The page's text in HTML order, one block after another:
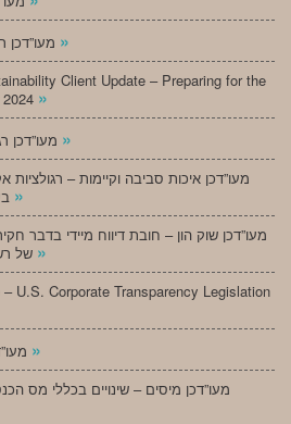
»
Client Update – Preparing for the
»
»
מעו”דכן איכות סביבה וקיימות –
»
מעו”דכן שוק הון – חובת דיווח מיידי בדבר
»
U.S. Corporate Transparency Legislation
»
מעו”דכן מיסים – שינויים בכללי מס